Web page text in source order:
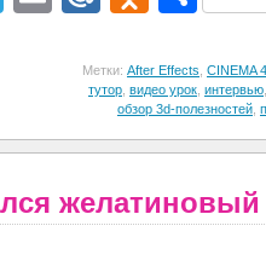
Метки: After Effects, CINEMA
тутор, видео урок, интервью
обзор 3d-полезностей,